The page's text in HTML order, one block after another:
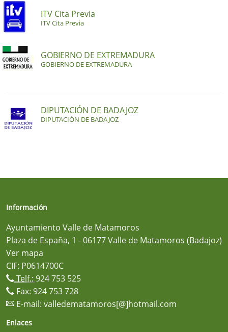
ITV Cita Previa
ITV Cita Previa
GOBIERNO DE EXTREMADURA
GOBIERNO DE EXTREMADURA
DIPUTACIÓN DE BADAJOZ
DIPUTACIÓN DE BADAJOZ
Información
Ayuntamiento Valle de Matamoros
Plaza de España, 1 - 06177 Valle de Matamoros (Badajoz)
Ver mapa
CIF: P0614700C
Telf.: 924 753 525
Fax: 924 753 728
E-mail: valledematamoros[@]hotmail.com
Enlaces